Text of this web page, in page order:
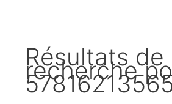
Résultats de
recherche